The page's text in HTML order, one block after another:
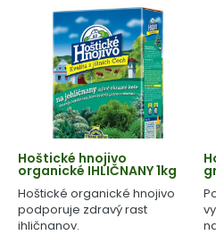
Hoštické hnojivo
organické IHLIČNANY 1kg
Hoštické organické hnojivo
podporuje zdravý rast
ihličnanov.